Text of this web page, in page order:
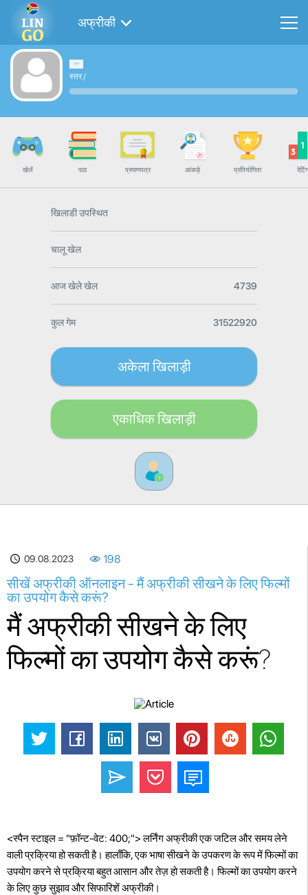
अफ्रीकी
स्तर/
खेलें पाठ प्रमाणपत्र आंकड़े प्रतियोगिता रेटिंग
खिलाडी उपस्थित
चालू खेल
आज खेले खेल 4739
कुल गेम 31522920
अकेला खिलाड़ी
एकाधिक खिलाड़ी
09.08.2023 198
सीखें अफ्रीकी ऑनलाइन - मैं अफ्रीकी सीखने के लिए फिल्मों
का उपयोग कैसे करूं?
मैं अफ्रीकी सीखने के लिए
फिल्मों का उपयोग कैसे करूं?
<स्पैन स्टाइल = "फ़ॉन्ट-वेट: 400;"> लर्निंग अफ्रीकी एक जटिल और समय लेने
वाली प्रक्रिया हो सकती है। हालाँकि, एक भाषा सीखने के उपकरण के रूप में फिल्मों का
उपयोग करने से प्रक्रिया बहुत आसान और तेज़ हो सकती है। फिल्मों का उपयोग करने
के लिए कुछ सुझाव और सिफारिशें अफ्रीकी।